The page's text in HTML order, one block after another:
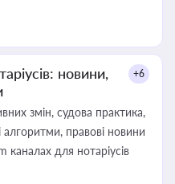
новини,
+6
змін, судова практика,
алгоритми, правові новини
для нотаріусів